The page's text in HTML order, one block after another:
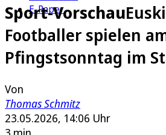
E-Paper
Sport-Vorschau
Footballer spielen
Pfingstsonntag im
Von
Thomas Schmitz
23.05.2026, 14:06 Uhr